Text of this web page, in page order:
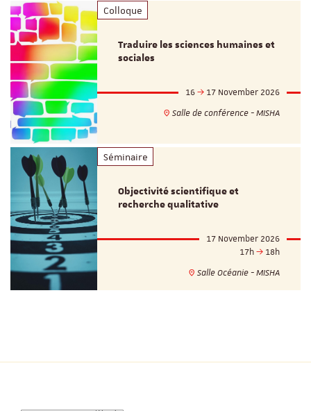
Colloque
Traduire les sciences humaines et
sociales
16
17 November 2026
Salle de conférence - MISHA
Séminaire
Objectivité scientifique et
recherche qualitative
17 November 2026
17h
18h
Salle Océanie - MISHA